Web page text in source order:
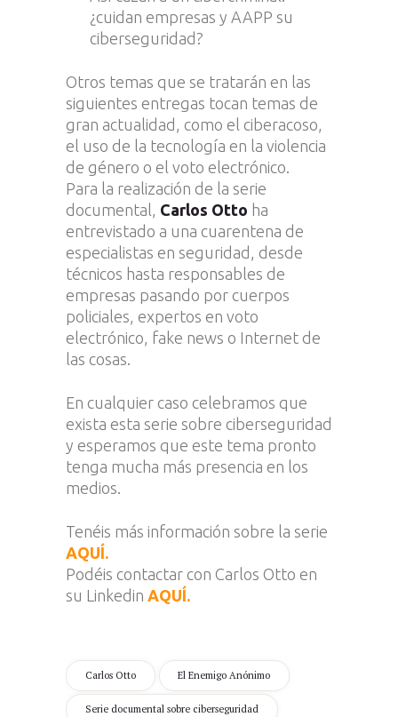
¿cuidan empresas y AAPP su
ciberseguridad?
Otros temas que se tratarán en las
siguientes entregas tocan temas de
gran actualidad, como el ciberacoso,
el uso de la tecnología en la violencia
de género o el voto electrónico.
Para la realización de la serie
documental, Carlos Otto ha
entrevistado a una cuarentena de
especialistas en seguridad, desde
técnicos hasta responsables de
empresas pasando por cuerpos
policiales, expertos en voto
electrónico, fake news o Internet de
las cosas.
En cualquier caso celebramos que
exista esta serie sobre ciberseguridad
y esperamos que este tema pronto
tenga mucha más presencia en los
medios.
Tenéis más información sobre la serie
AQUÍ.
Podéis contactar con Carlos Otto en
su Linkedin AQUÍ.
Carlos Otto El Enemigo Anónimo
Serie documental sobre ciberseguridad